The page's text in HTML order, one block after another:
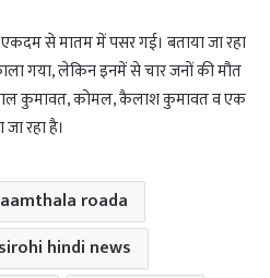
से मातम में पसर गई। बताया जा रहा
गया, लेकिन इनमें से चार जनों की मौत
कुमावत, कोमल, कैलाश कुमावत व एक
रहा है।
roada
hindi news